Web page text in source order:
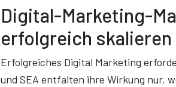
Digital-Marketing-
erfolgreich skalieren
Erfolgreiches Digital Marketing
und SEA entfalten ihre Wirkung nur,